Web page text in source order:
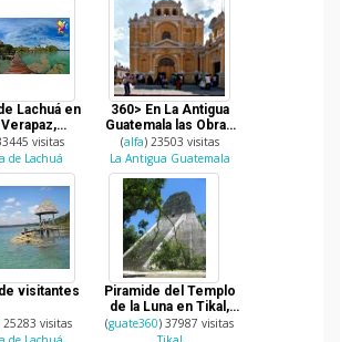
Lachuá en
visitas
de Lachuá
360> En La Antigua
Guatemala las Obras
Sociales del Hermano
Pedro
(alfa) 23503 visitas
La Antigua Guatemala
visitantes
25283 visitas
Piramide del Templo
de la Luna en Tikal,
Peten.
(guate360) 37987 visitas